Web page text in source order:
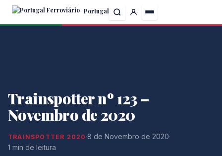
Skip
Portugal
Trainspotter nº 123 –
Novembro de 2020
TRAINSPOTTER 2020 ·8 de Novembro de 2020·
1 min de leitura